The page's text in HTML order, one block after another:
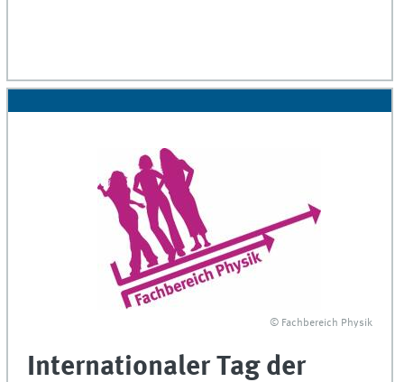
© Fachbereich Physik
Internationaler Tag der